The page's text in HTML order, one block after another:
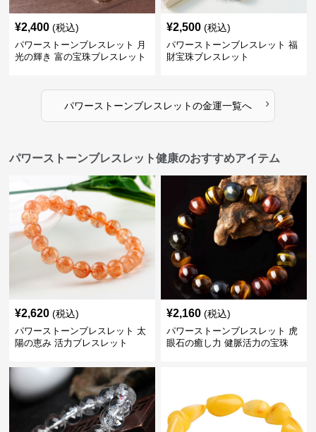
¥2,400 (税込)
パワーストーンブレスレット 月
光の輝き 富の宝珠ブレスレット
¥2,500 (税込)
パワーストーンブレスレット 福
財宝珠ブレスレット
パワーストーンブレスレットの金運一覧へ ›
パワーストーンブレスレット健康のおすすめアイテム
¥2,620 (税込)
パワーストーンブレスレット 太
陽の恵み 活力ブレスレット
¥2,160 (税込)
パワーストーンブレスレット 虎
眼石の癒し力 健脈活力の宝珠